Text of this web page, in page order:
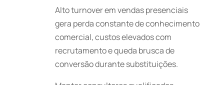
Alto turnover em vendas presenciais
gera perda constante de conhecimento
comercial, custos elevados com
recrutamento e queda brusca de
conversão durante substituições.